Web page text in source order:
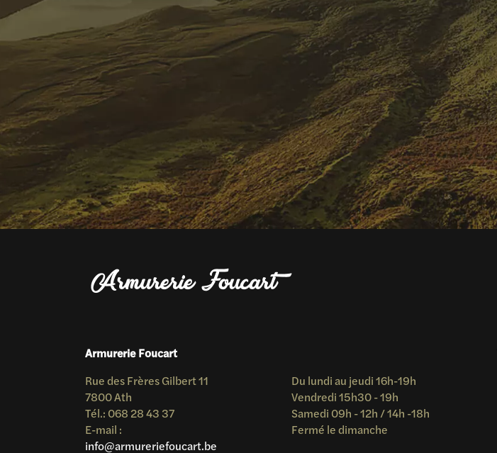
Armurerie Foucart
Rue des Frères Gilbert 11
7800 Ath
Tél.: 068 28 43 37
E-mail :
info@armureriefoucart.be
Du lundi au jeudi 16h-19h
Vendredi 15h30 - 19h
Samedi 09h - 12h / 14h -18h
Fermé le dimanche